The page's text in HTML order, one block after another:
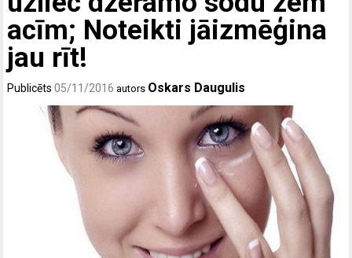
acīm; Noteikti jāizmēģina
jau rīt!
Publicēts05/11/2016 autors Oskars Daugulis